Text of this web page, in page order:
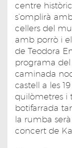
centre
s’omplirà
cellers del
amb porrò i
de Teodora
programa
caminada
castell a les
quilòmetres i
botifarrada
la rumba
concert de